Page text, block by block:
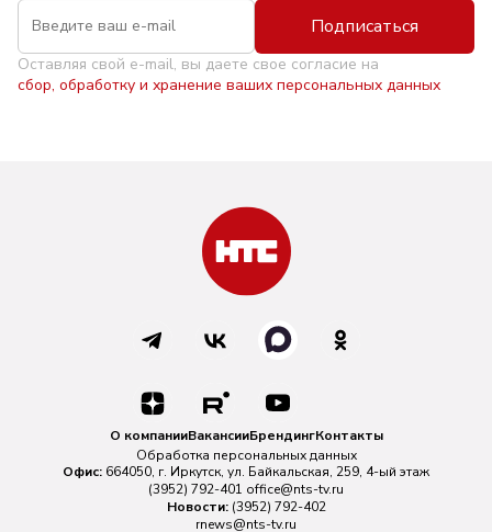
Подписаться
Оставляя свой e-mail, вы даете свое согласие на
сбор, обработку и хранение ваших персональных данных
О компанииВакансииБрендингКонтакты
Обработка персональных данных
Офис: 664050, г. Иркутск, ул. Байкальская, 259, 4-ый этаж
(3952) 792-401 office@nts-tv.ru
Новости: (3952) 792-402
rnews@nts-tv.ru